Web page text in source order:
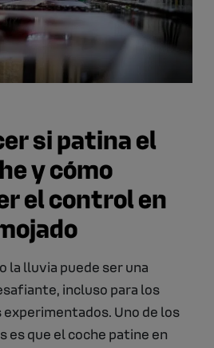
si patina el
y cómo
el control en
la lluvia puede ser una
incluso para los
Uno de los
es que el coche patine en